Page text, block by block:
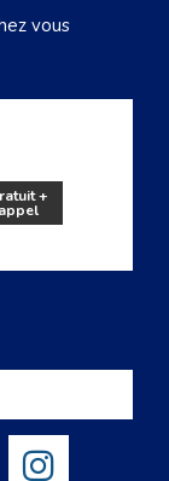
vous
+